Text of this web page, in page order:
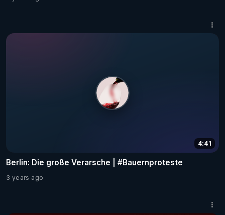
4:41
Berlin: Die große Verarsche | #Bauernproteste
3 years ago